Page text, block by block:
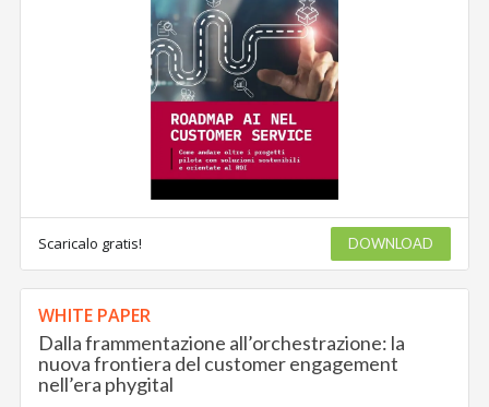
Scaricalo gratis! DOWNLOAD
WHITE PAPER
Dalla frammentazione all’orchestrazione: la
nuova frontiera del customer engagement
nell’era phygital